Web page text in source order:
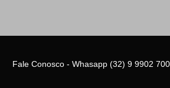
Fale Conosco - Whasapp (32) 9 9902